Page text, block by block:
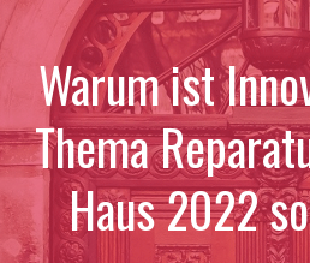
Warum ist
Thema
Haus 2022